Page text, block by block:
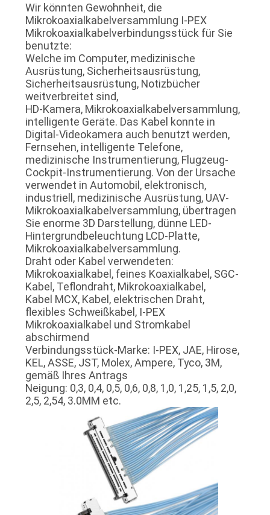
Wir könnten Gewohnheit, die
Mikrokoaxialkabelversammlung I-PEX
Mikrokoaxialkabelverbindungsstück für Sie
benutzte:
Welche im Computer, medizinische
Ausrüstung, Sicherheitsausrüstung,
Sicherheitsausrüstung, Notizbücher
weitverbreitet sind,
HD-Kamera, Mikrokoaxialkabelversammlung,
intelligente Geräte. Das Kabel konnte in
Digital-Videokamera auch benutzt werden,
Fernsehen, intelligente Telefone,
medizinische Instrumentierung, Flugzeug-
Cockpit-Instrumentierung. Von der Ursache
verwendet in Automobil, elektronisch,
industriell, medizinische Ausrüstung, UAV-
Mikrokoaxialkabelversammlung, übertragen
Sie enorme 3D Darstellung, dünne LED-
Hintergrundbeleuchtung LCD-Platte,
Mikrokoaxialkabelversammlung.
Draht oder Kabel verwendeten:
Mikrokoaxialkabel, feines Koaxialkabel, SGC-
Kabel, Teflondraht, Mikrokoaxialkabel,
Kabel MCX, Kabel, elektrischen Draht,
flexibles Schweißkabel, I-PEX
Mikrokoaxialkabel und Stromkabel
abschirmend
Verbindungsstück-Marke: I-PEX, JAE, Hirose,
KEL, ASSE, JST, Molex, Ampere, Tyco, 3M,
gemäß Ihres Antrags
Neigung: 0,3, 0,4, 0,5, 0,6, 0,8, 1,0, 1,25, 1,5, 2,0,
2,5, 2,54, 3.0MM etc.